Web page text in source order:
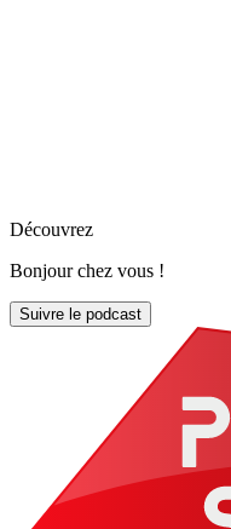
Découvrez
Bonjour chez vous !
Suivre le podcast